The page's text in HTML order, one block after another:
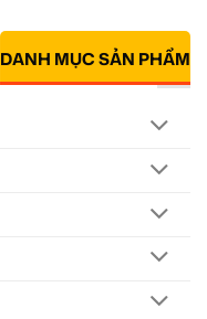
DANH MỤC SẢN PHẨM